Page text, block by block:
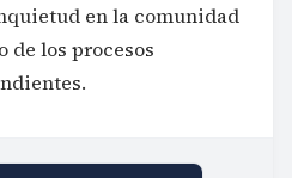
en la comunidad
de los procesos